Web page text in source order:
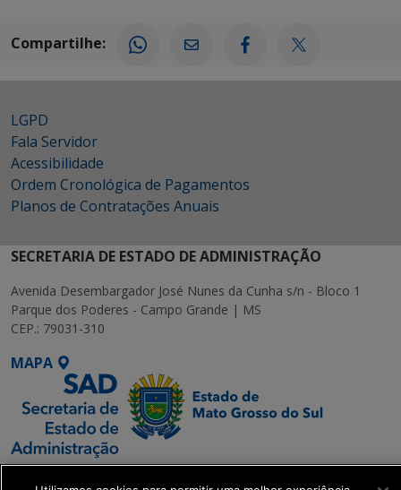
Compartilhe:
LGPD
Fala Servidor
Acessibilidade
Ordem Cronológica de Pagamentos
Planos de Contratações Anuais
SECRETARIA DE ESTADO DE ADMINISTRAÇÃO
Avenida Desembargador José Nunes da Cunha s/n - Bloco 1
Parque dos Poderes - Campo Grande | MS
CEP.: 79031-310
MAPA